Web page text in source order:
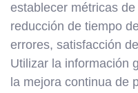
establecer métricas
reducción de tiempo
errores, satisfacción
Utilizar la información
la mejora continua de